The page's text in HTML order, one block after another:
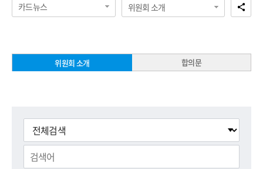
카드뉴스 위원회 소개
위원회 소개 합의문